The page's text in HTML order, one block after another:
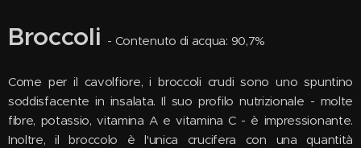
Broccoli - Contenuto di acqua: 90,7%
Come per il cavolfiore, i broccoli crudi sono uno spuntino
soddisfacente in insalata. Il suo profilo nutrizionale - molte
fibre, potassio, vitamina A e vitamina C - è impressionante.
Inoltre, il broccolo è l'unica crucifera con una quantità